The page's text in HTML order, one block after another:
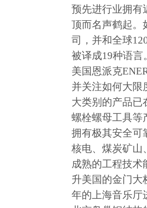
预先进行业拥有
顶而名声鹤起。
司，并和全球
被译成19种语言
美国恩派克
并关注如何大限
大类别的产品已
螺栓螺母工具等
拥有极其安全可
核电、煤炭矿山
成熟的工程技术
升美国的金门大
年的上海音乐